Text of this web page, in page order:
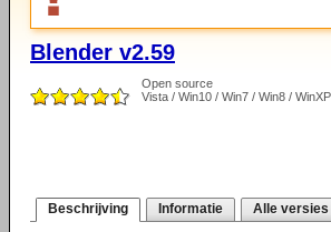
Blender v2.59
Open source
Vista / Win10 / Win7 / Win8 / WinXP
Beschrijving Informatie Alle versies